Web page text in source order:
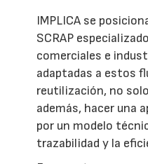
IMPLICA se
SCRAP
comerciales e
adaptadas a estos
reutilización, no
además, hacer una
por un modelo
trazabilidad y la